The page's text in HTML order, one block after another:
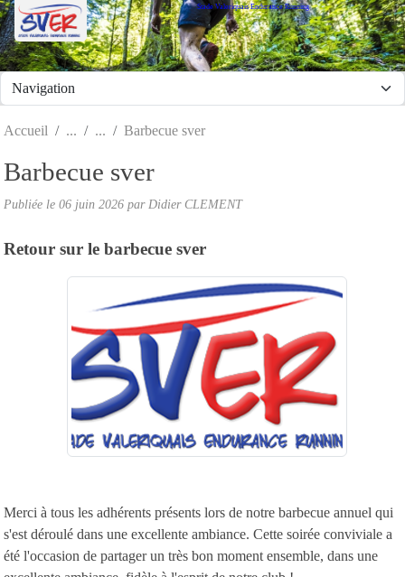
Stade Valeriquais Endurance Running
Accueil Barbecue sver
Barbecue sver
Publiée le 06 juin 2026 par Didier CLEMENT
Retour sur le barbecue sver
Merci à tous les adhérents présents lors de notre barbecue annuel qui
s'est déroulé dans une excellente ambiance. Cette soirée conviviale a
été l'occasion de partager un très bon moment ensemble, dans une
Panneau de gestion des cookies